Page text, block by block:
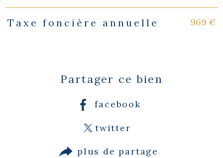
Taxe foncière annuelle 969 €
Partager ce bien
facebook
twitter
plus de partage